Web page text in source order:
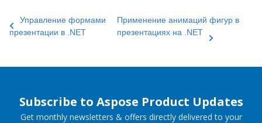
Управление формами
презентации в .NET
Применение анимаций фигур в
презентациях на .NET
Subscribe to Aspose Product Updates
Get monthly newsletters & offers directly delivered to your